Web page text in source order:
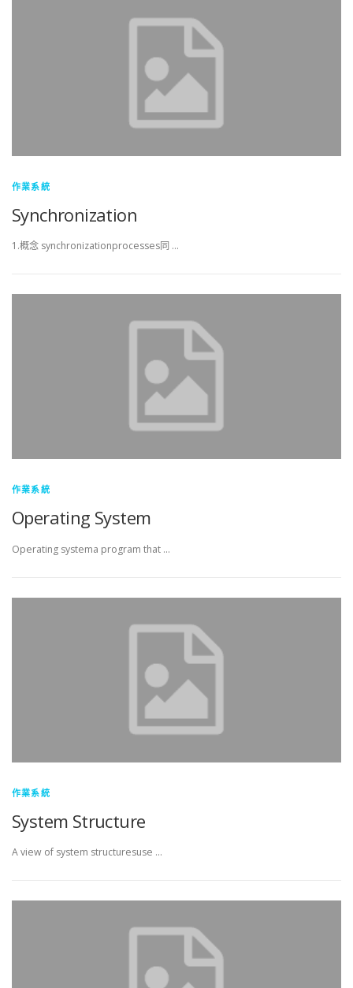
作業系統
Synchronization
1.概念 synchronizationprocesses同 …
作業系統
Operating System
Operating systema program that …
作業系統
System Structure
A view of system structuresuse …